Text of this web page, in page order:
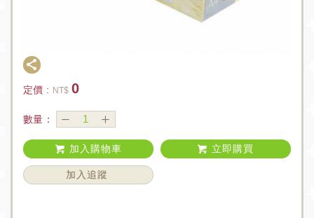
定價 : NT$ 0
數量：
加入購物車 立即購買
加入追蹤